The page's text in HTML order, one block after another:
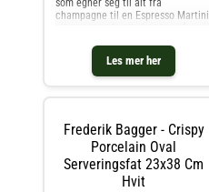
Les mer her
som egner seg til alt fra
champagne til en Espresso Martini
Frederik Bagger - Crispy
Porcelain Oval
Serveringsfat 23x38 Cm
Hvit